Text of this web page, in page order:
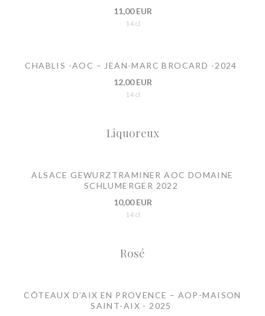
11,00 EUR
14 cl
CHABLIS -AOC – JEAN-MARC BROCARD -2024
12,00 EUR
14 cl
Liquoreux
ALSACE GEWURZTRAMINER AOC DOMAINE
SCHLUMERGER 2022
10,00 EUR
14 cl
Rosé
CÔTEAUX D’AIX EN PROVENCE – AOP-MAISON
SAINT-AIX - 2025